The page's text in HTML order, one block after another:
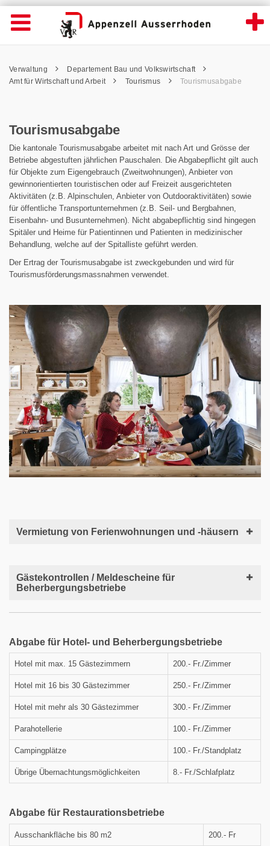
Tourismusabgabe - Appenzell
Wichtige
Seiten
Home
Inhalt
Kontakt
Navigation öffnen
Inhalt
Pfadnavigation
Verwaltung
Departement Bau und Volkswirtschaft
Amt für Wirtschaft und Arbeit
Tourismus Tourismusabgabe
Tourismusabgabe
Die kantonale Tourismusabgabe arbeitet mit nach Art und Grösse der
Betriebe abgestuften jährlichen Pauschalen. Die Abgabepflicht gilt auch
für Objekte zum Eigengebrauch (Zweitwohnungen), Anbieter von
gewinnorientierten touristischen oder auf Freizeit ausgerichteten
Aktivitäten (z.B. Alpinschulen, Anbieter von Outdooraktivitäten) sowie
für öffentliche Transportunternehmen (z.B. Seil- und Bergbahnen,
Eisenbahn- und Busunternehmen). Nicht abgabepflichtig sind hingegen
Spitäler und Heime für Patientinnen und Patienten in medizinischer
Behandlung, welche auf der Spitalliste geführt werden.
Der Ertrag der Tourismusabgabe ist zweckgebunden und wird für
Tourismusförderungsmassnahmen verwendet.
Vermietung von Ferienwohnungen und -häusern
Gästekontrollen / Meldescheine für
Beherbergungsbetriebe
Abgabe für Hotel- und Beherbergungsbetriebe
Hotel mit max. 15 Gästezimmern 200.- Fr./Zimmer
Hotel mit 16 bis 30 Gästezimmer 250.- Fr./Zimmer
Hotel mit mehr als 30 Gästezimmer 300.- Fr./Zimmer
Parahotellerie 100.- Fr./Zimmer
Campingplätze 100.- Fr./Standplatz
Übrige Übernachtungsmöglichkeiten 8.- Fr./Schlafplatz
Abgabe für Restaurationsbetriebe
Ausschankfläche bis 80 m2 200.- Fr